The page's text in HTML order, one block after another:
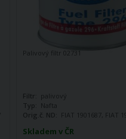
Skladem v ČR
Palivový filtr 02731
Filtr: palivový
Typ: Nafta
Orig.č. ND: FIAT 1901687, FIAT
4669551, FIAT 4669556, FIAT